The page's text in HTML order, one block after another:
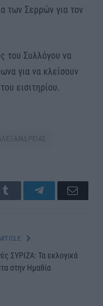
των Σερρών για τον
του Συλλόγου να
για να κλείσουν
εισιτηρίου.
Tumblr TelegramEmail
ΣΥΡΙΖΑ: Τα εκλογικά
στην Ημαθία